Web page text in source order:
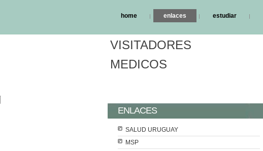
home enlaces estudiar
VISITADORES
MEDICOS
ENLACES
SALUD URUGUAY
MSP